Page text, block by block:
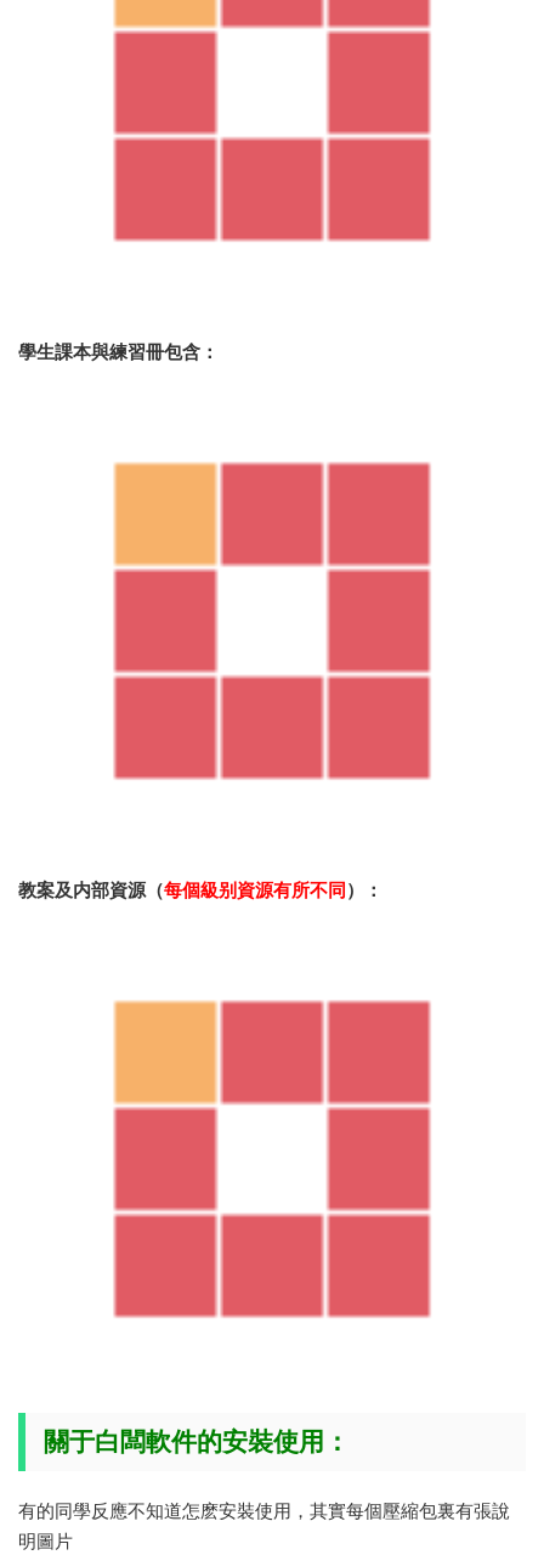
學生課本與練習冊包含：
教案及内部資源（每個級别資源有所不同 ）：
關于白闆軟件的安裝使用：
有的同學反應不知道怎麽安裝使用，其實每個壓縮包裏有張說
明圖片